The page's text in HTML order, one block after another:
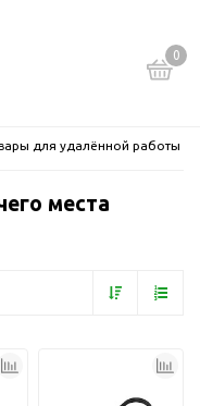
0
для удалённой работы
места